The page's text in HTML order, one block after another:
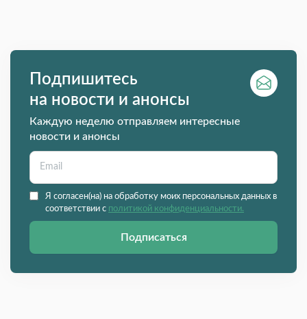
Подпишитесь
на новости и анонсы
Каждую неделю отправляем интересные
новости и анонсы
Я согласен(на) на обработку моих персональных данных в
соответствии с политикой конфиденциальности.
Подписаться